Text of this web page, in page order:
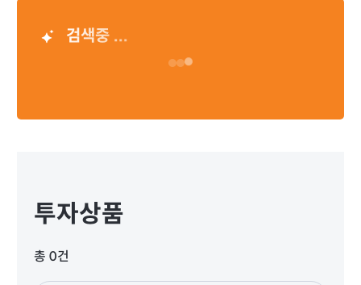
검색중 ...
Loading…
투자상품
총 0건